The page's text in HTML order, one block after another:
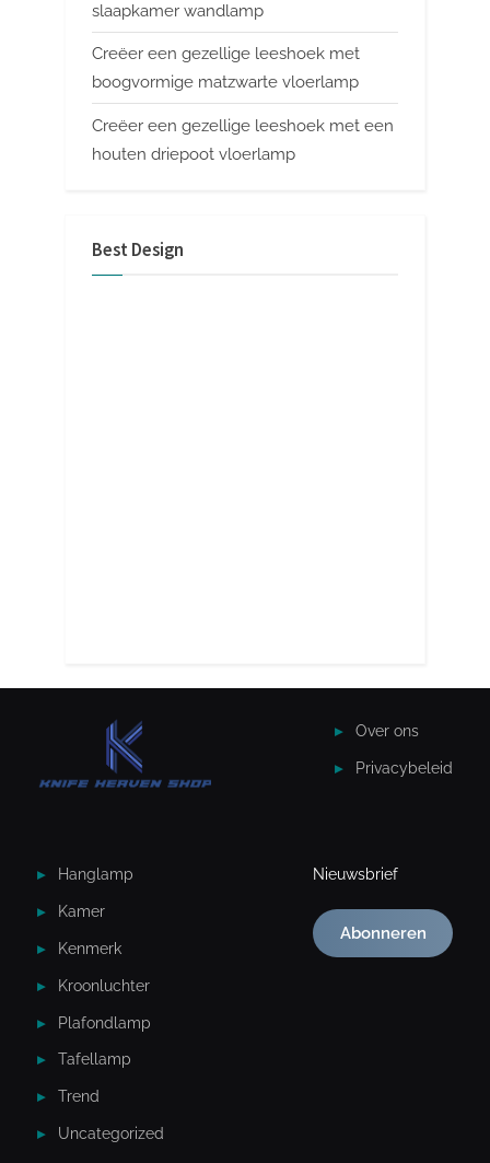
slaapkamer wandlamp
Creëer een gezellige leeshoek met
boogvormige matzwarte vloerlamp
Creëer een gezellige leeshoek met een
houten driepoot vloerlamp
Best Design
Over ons
Privacybeleid
Hanglamp
Kamer
Kenmerk
Kroonluchter
Plafondlamp
Tafellamp
Trend
Uncategorized
Nieuwsbrief
Abonneren